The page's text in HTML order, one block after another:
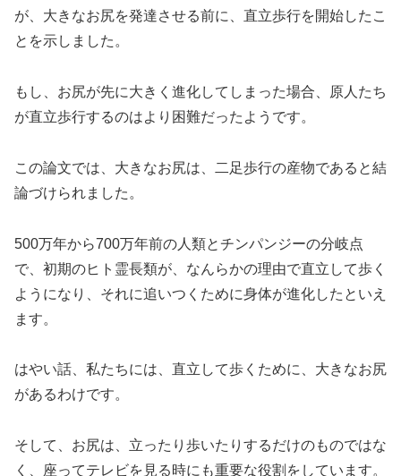
が、大きなお尻を発達させる前に、直立歩行を開始したこ
とを示しました。
もし、お尻が先に大きく進化してしまった場合、原人たち
が直立歩行するのはより困難だったようです。
この論文では、大きなお尻は、二足歩行の産物であると結
論づけられました。
500万年から700万年前の人類とチンパンジーの分岐点
で、初期のヒト霊長類が、なんらかの理由で直立して歩く
ようになり、それに追いつくために身体が進化したといえ
ます。
はやい話、私たちには、直立して歩くために、大きなお尻
があるわけです。
そして、お尻は、立ったり歩いたりするだけのものではな
く、座ってテレビを見る時にも重要な役割をしています。